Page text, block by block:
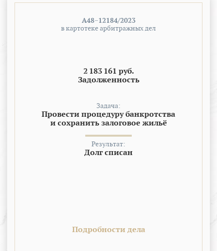
А48−12184/2023
в картотеке арбитражных дел
2 183 161 руб.
Задолженность
Задача:
Провести процедуру банкротства
и сохранить залоговое жильё
Результат:
Долг списан
Подробности дела